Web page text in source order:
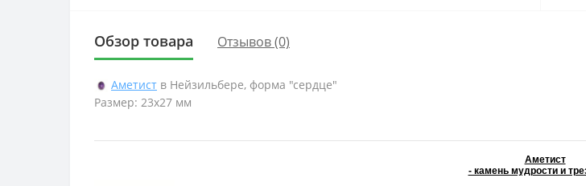
Обзор товара Отзывов (0)
Аметист в Нейзильбере, форма "сердце"
Размер: 23х27 мм
Аметист
- камень мудрости и